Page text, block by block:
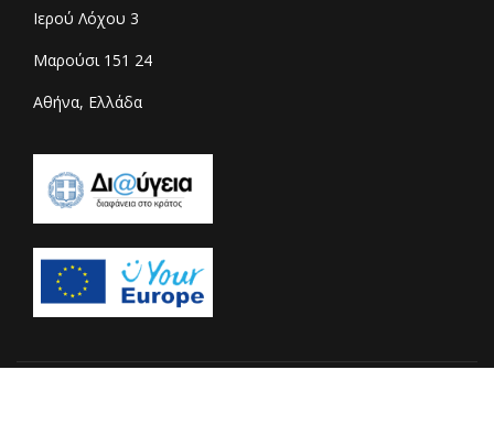
Ιερού Λόχου 3
Μαρούσι 151 24
Αθήνα, Ελλάδα